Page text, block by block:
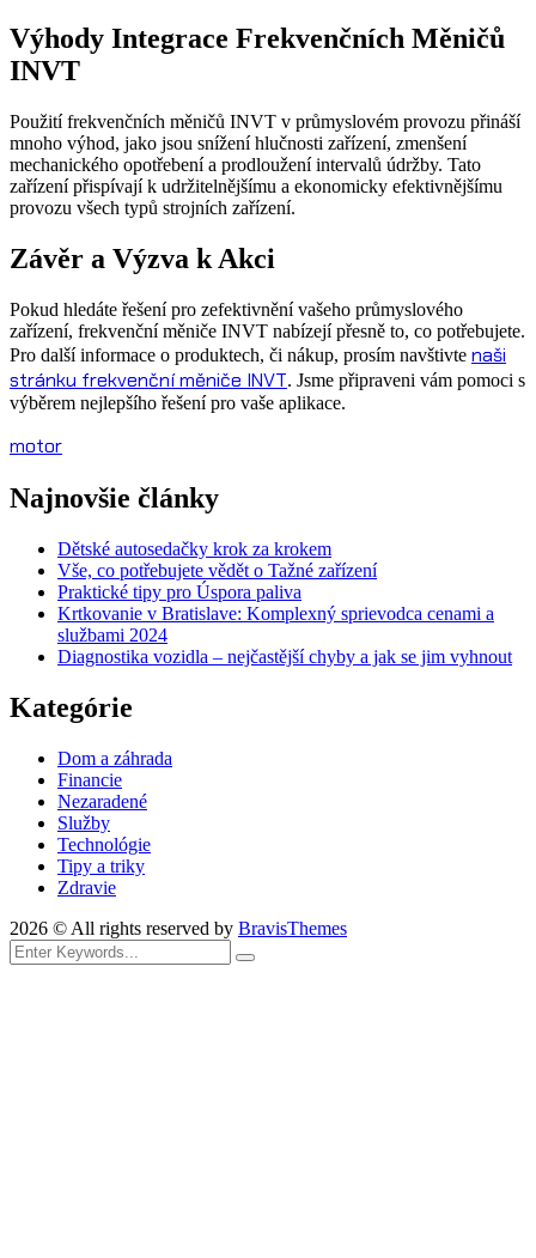
Výhody Integrace Frekvenčních Měničů
INVT
Použití frekvenčních měničů INVT v průmyslovém provozu přináší
mnoho výhod, jako jsou snížení hlučnosti zařízení, zmenšení
mechanického opotřebení a prodloužení intervalů údržby. Tato
zařízení přispívají k udržitelnějšímu a ekonomicky efektivnějšímu
provozu všech typů strojních zařízení.
Závěr a Výzva k Akci
Pokud hledáte řešení pro zefektivnění vašeho průmyslového
zařízení, frekvenční měniče INVT nabízejí přesně to, co potřebujete.
Pro další informace o produktech, či nákup, prosím navštivte naši
stránku frekvenční měniče INVT. Jsme připraveni vám pomoci s
výběrem nejlepšího řešení pro vaše aplikace.
motor
Najnovšie články
Dětské autosedačky krok za krokem
Vše, co potřebujete vědět o Tažné zařízení
Praktické tipy pro Úspora paliva
Krtkovanie v Bratislave: Komplexný sprievodca cenami a
službami 2024
Diagnostika vozidla – nejčastější chyby a jak se jim vyhnout
Kategórie
Dom a záhrada
Financie
Nezaradené
Služby
Technológie
Tipy a triky
Zdravie
2026 © All rights reserved by BravisThemes